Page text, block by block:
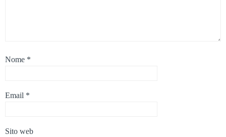
Nome *
Email *
Sito web